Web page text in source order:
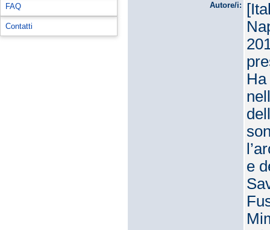
FAQ
Contatti
Autore/i:
e